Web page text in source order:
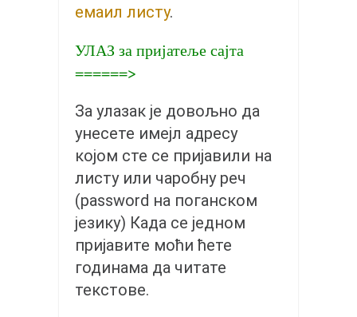
прота Воја
уместо твитера
календар српски
Окинава карате
најновије на блогу
моје белешке
историја каратеа
бубиши
карате
кихон
емаил листу.
УЛАЗ за пријатеље сајта
======>
За улазак је довољно да
унесете имејл адресу
којом сте се пријавили на
листу или чаробну реч
(password на поганском
језику) Када се једном
пријавите моћи ћете
годинама да читате
текстове.